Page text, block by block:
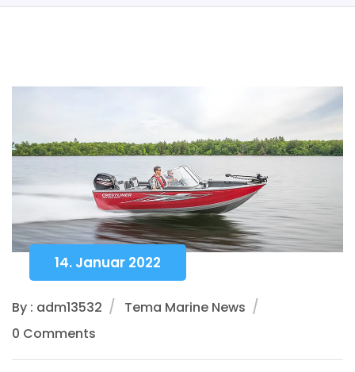
14. Januar 2022
By : adm13532
Tema Marine News
0 Comments